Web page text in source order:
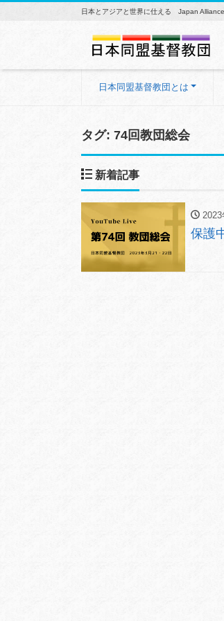
日本とアジアと世界に仕える Japan
日本同盟基督教団とは
タグ: 74回教団総会
新着記事
保護